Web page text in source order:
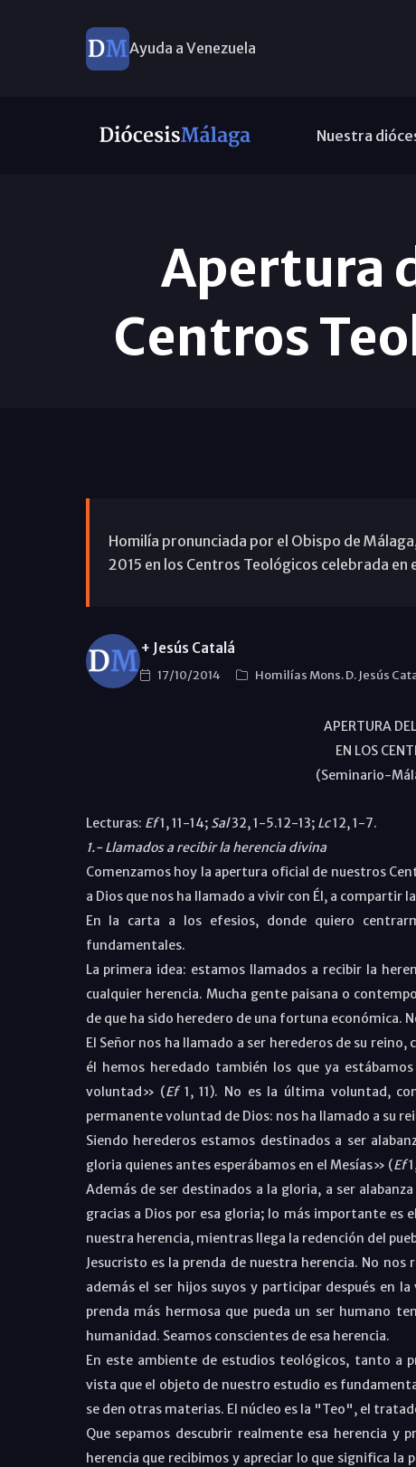
Ayuda a Venezuela
Nuestra
Apertura
Centros
Homilía pronunciada por el Obispo de
2015 en los Centros Teológicos celebrada
+ Jesús Catalá
17/10/2014 Homilías Mons. D. Jesús
APERTURA
EN LOS
(Seminario-
Lecturas: Ef1, 11-14; Sal32, 1-5.12-13; Lc12, 1-7.
1.- Llamados a recibir la herencia divina
Comenzamos hoy la apertura oficial de nuestros
a Dios que nos ha llamado a vivir con Él, a compartir
En la carta a los efesios, donde quiero
fundamentales.
La primera idea: estamos llamados a recibir la
cualquier herencia. Mucha gente paisana o
de que ha sido heredero de una fortuna económica.
El Señor nos ha llamado a ser herederos de su
él hemos heredado también los que ya
voluntad» (Ef1, 11). No es la última voluntad,
permanente voluntad de Dios: nos ha llamado a su
Siendo herederos estamos destinados a ser
gloria quienes antes esperábamos en el Mesías» (Ef
Además de ser destinados a la gloria, a ser
gracias a Dios por esa gloria; lo más importante es
nuestra herencia, mientras llega la redención del
Jesucristo es la prenda de nuestra herencia. No
además el ser hijos suyos y participar después en
prenda más hermosa que pueda un ser humano
humanidad. Seamos conscientes de esa herencia.
En este ambiente de estudios teológicos, tanto a
vista que el objeto de nuestro estudio es
se den otras materias. El núcleo es la "Teo", el
Que sepamos descubrir realmente esa herencia y
herencia que recibimos y apreciar lo que significa la